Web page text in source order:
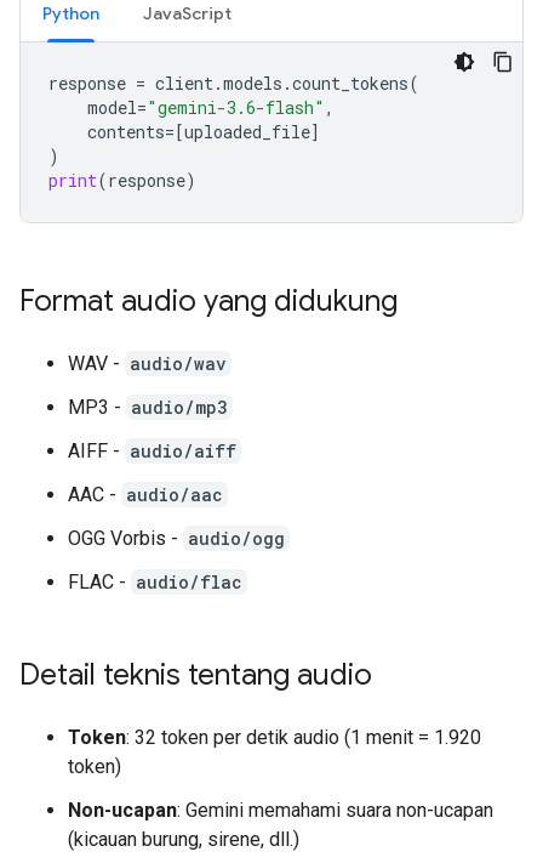
Python JavaScript
response = client .models .count_tokens(
model="gemini-3.6-flash" ,
contents=[uploaded_file]
)
print(response)
Format audio yang didukung
WAV - audio/wav
MP3 - audio/mp3
AIFF - audio/aiff
AAC - audio/aac
OGG Vorbis - audio/ogg
FLAC - audio/flac
Detail teknis tentang audio
Token: 32 token per detik audio (1 menit = 1.920
token)
Non-ucapan: Gemini memahami suara non-ucapan
(kicauan burung, sirene, dll.)